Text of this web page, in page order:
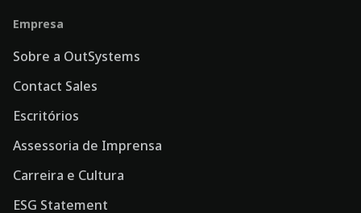
Empresa
Sobre a OutSystems
Contact Sales
Escritórios
Assessoria de Imprensa
Carreira e Cultura
ESG Statement